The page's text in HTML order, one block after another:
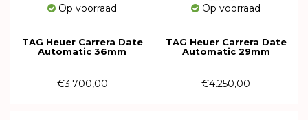
Op voorraad
TAG Heuer Carrera Date
Automatic 36mm
€3.700,00
Op voorraad
TAG Heuer Carrera Date
Automatic 29mm
€4.250,00